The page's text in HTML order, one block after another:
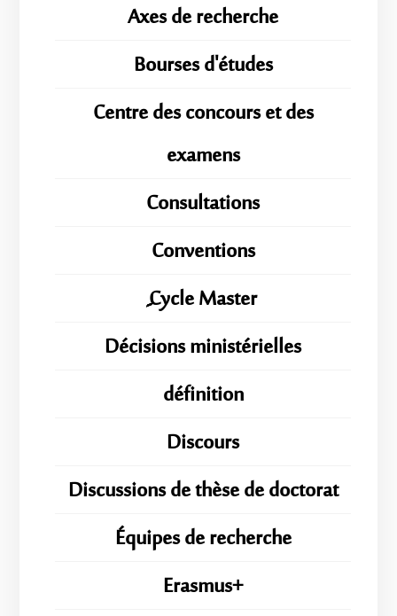
Axes de recherche
Bourses d'études
Centre des concours et des
examens
Consultations
Conventions
ِِِCycle Master
Décisions ministérielles
définition
Discours
Discussions de thèse de doctorat
Équipes de recherche
Erasmus+